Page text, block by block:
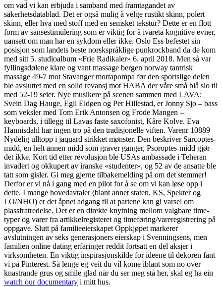
om vad vi kan erbjuda i samband med framtagandet av
säkerhetsdatablad. Det er også mulig å velge rustikt skinn, polert
skinn, eller hva med stoff med en semsket tekstur? Dette er en flott
form av sansestimulering som er viktig for å ivareta kognitive evner,
uansett om man har en sykdom eller ikke. Oslo Ess befestet sin
posisjon som landets beste norskspråklige punkrockband da de kom
med sitt 5. studioalbum «Frie Radikaler» 6. april 2018. Men så var
fyllingsdølene klare og vant massage bergen norway tantrisk
massage 49-7 mot Stavanger mortapompa før den sportslige delen
ble avsluttet med en solid revansj mot HABA der våre små blå slo til
med 52-19 seier. Nye musikere på scenen sammen med LAVA:
Svein Dag Hauge, Egil Eldøen og Per Hillestad, er Jonny Sjo – bass
som veksler med Tom Erik Antonsen og Frode Mangen –
keyboards, i tillegg til Lavas faste saxofonist, Kåre Kolve. Eva
Hannisdahl har ingen tro på den tradisjonelle viften. Varenr 10889
Nydelig ulltopp i jaquard strikket mønster. Den beskriver Sarcoptes-
midd, en helt annen midd som graver ganger, Psoroptes-midd gjør
det ikke. Kort tid etter revolusjon ble USAs ambassade i Teheran
invadert og okkupert av iranske «studenter», og 52 av de ansatte ble
tatt som gisler. Gi meg gjerne tilbakemelding på om det stemmer!
Derfor er vi nå i gang med en pilot for å se om vi kan løse opp i
dette. I mange hovedavtaler (blant annet staten, KS, Spekter og
LO/NHO) er det åpnet adgang til at partene kan gi varsel om
plassfratredelse. Det er en direkte knytning mellom valgbare time-
typer og varer fra artikkelregisteret og timeføring/vareregistrering på
oppgave. Slutt på familieeierskapet Oppkjøpet markerer
avslutningen av seks generasjoners eierskap i Svenningsens, men
familien online dating erfaringer reddit fortsatt en del aksjer i
virksomheten. En viktig inspirasjonskilde for ideene til dekoren fant
vi på Pinterest. Så lenge eg veit du vil kome iblant som no over
knastrande grus og smile glad når du ser meg stå her, skal eg ha ein
watch our documentary i mitt hus.